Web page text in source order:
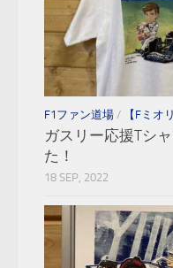
F1ファン道場 / 【Fミオ
ガスリー応援Tシ
た！
18 SEP, 2022